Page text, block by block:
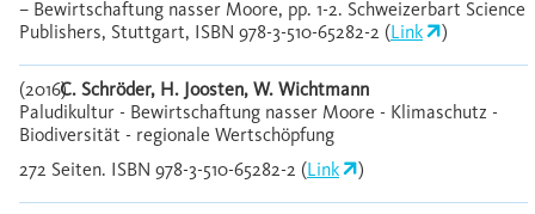
– Bewirtschaftung nasser Moore, pp. 1-2. Schweizerbart Science
Publishers, Stuttgart, ISBN 978-3-510-65282-2 (Link )
(2016)C. Schröder, H. Joosten, W. Wichtmann
Paludikultur - Bewirtschaftung nasser Moore - Klimaschutz -
Biodiversität - regionale Wertschöpfung
272 Seiten. ISBN 978-3-510-65282-2 (Link )